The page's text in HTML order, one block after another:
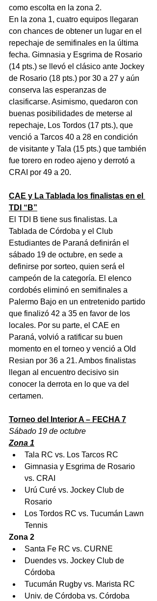
como escolta en la zona 2.
En la zona 1, cuatro equipos llegaran
con chances de obtener un lugar en el
repechaje de semifinales en la última
fecha. Gimnasia y Esgrima de Rosario
(14 pts.) se llevó el clásico ante Jockey
de Rosario (18 pts.) por 30 a 27 y aún
conserva las esperanzas de
clasificarse. Asimismo, quedaron con
buenas posibilidades de meterse al
repechaje, Los Tordos (17 pts.), que
venció a Tarcos 40 a 28 en condición
de visitante y Tala (15 pts.) que también
fue torero en rodeo ajeno y derrotó a
CRAI por 49 a 20.
CAE y La Tablada los finalistas en el
TDI “B”
El TDI B tiene sus finalistas. La
Tablada de Córdoba y el Club
Estudiantes de Paraná definirán el
sábado 19 de octubre, en sede a
definirse por sorteo, quien será el
campeón de la categoría. El elenco
cordobés eliminó en semifinales a
Palermo Bajo en un entretenido partido
que finalizó 42 a 35 en favor de los
locales. Por su parte, el CAE en
Paraná, volvió a ratificar su buen
momento en el torneo y venció a Old
Resian por 36 a 21. Ambos finalistas
llegan al encuentro decisivo sin
conocer la derrota en lo que va del
certamen.
Torneo del Interior A – FECHA 7
Sábado 19 de octubre
Zona 1
Tala RC vs. Los Tarcos RC
Gimnasia y Esgrima de Rosario
vs. CRAI
Urú Curé vs. Jockey Club de
Rosario
Los Tordos RC vs. Tucumán Lawn
Tennis
Zona 2
Santa Fe RC vs. CURNE
Duendes vs. Jockey Club de
Córdoba
Tucumán Rugby vs. Marista RC
Univ. de Córdoba vs. Córdoba